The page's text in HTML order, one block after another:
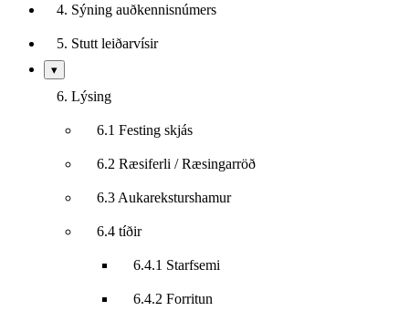
4. Sýning auðkennisnúmers
5. Stutt leiðarvísir
▾Sýna/fela
undirkafla
6. Lýsing
6.1 Festing skjás
6.2 Ræsiferli / Ræsingarröð
6.3 Aukareksturshamur
6.4 tíðir
6.4.1 Starfsemi
6.4.2 Forritun